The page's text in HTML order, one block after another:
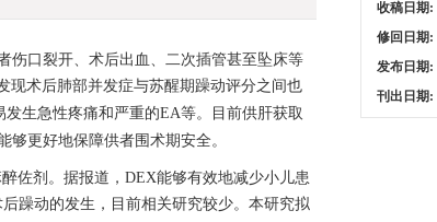
伤口裂开、术后出血、二次插管甚至坠床等
现术后肺部并发症与苏醒期躁动评分之间也
发生急性疼痛和严重的EA等。目前供肝获取
更好地保障供者围术期安全。
佐剂。据报道，DEX能够有效地减少小儿患
躁动的发生，目前相关研究较少。本研究拟
收稿日期:
修回日期:
发布日期:
刊出日期: